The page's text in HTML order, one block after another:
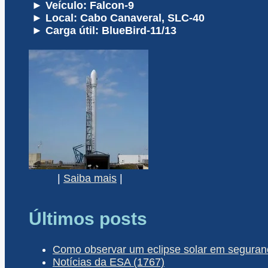
► Veículo: Falcon-9
► Local: Cabo Canaveral, SLC-40
► Carga útil: BlueBird-11/13
Saiba mais
Últimos posts
Como observar um eclipse solar em
Notícias da ESA (1767)